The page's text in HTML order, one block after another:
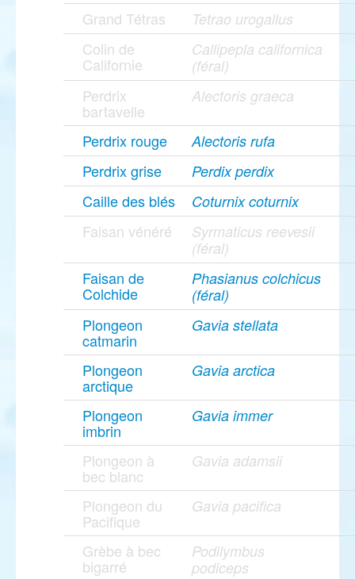
Grand Tétras Tetrao urogallus
Colin de
Californie
Callipepla californica
(féral)
Perdrix
bartavelle
Alectoris graeca
Perdrix rouge Alectoris rufa
Perdrix grise Perdix perdix
Caille des blés Coturnix coturnix
Faisan vénéré
Syrmaticus reevesii
(féral)
Faisan de
Colchide
Phasianus colchicus
(féral)
Plongeon
catmarin
Gavia stellata
Plongeon
arctique
Gavia arctica
Plongeon
imbrin
Gavia immer
Plongeon à
bec blanc
Gavia adamsii
Plongeon du
Pacifique
Gavia pacifica
Grèbe à bec
bigarré
Podilymbus
podiceps